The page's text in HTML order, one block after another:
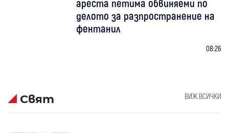
ареста петима обвиняеми по
делото за разпространение на
фентанил
08:26
Свят ВИЖ ВСИЧКИ